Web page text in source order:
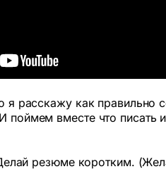
я расскажу как правильно
поймем вместе что
резюме коротким.